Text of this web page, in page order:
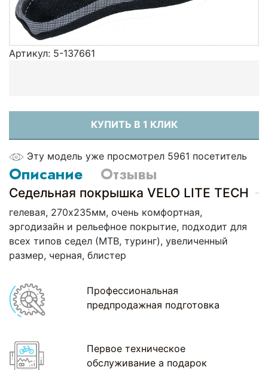
Артикул: 5-137661
КУПИТЬ В 1 КЛИК
Эту модель уже просмотрел 5961 посетитель
Описание Отзывы
Седельная покрышка VELO LITE TECH
гелевая, 270х235мм, очень комфортная,
эргодизайн и рельефное покрытие, подходит для
всех типов седел (МТВ, туринг), увеличенный
размер, черная, блистер
Профессиональная
предпродажная подготовка
Первое техническое
обслуживание а подарок